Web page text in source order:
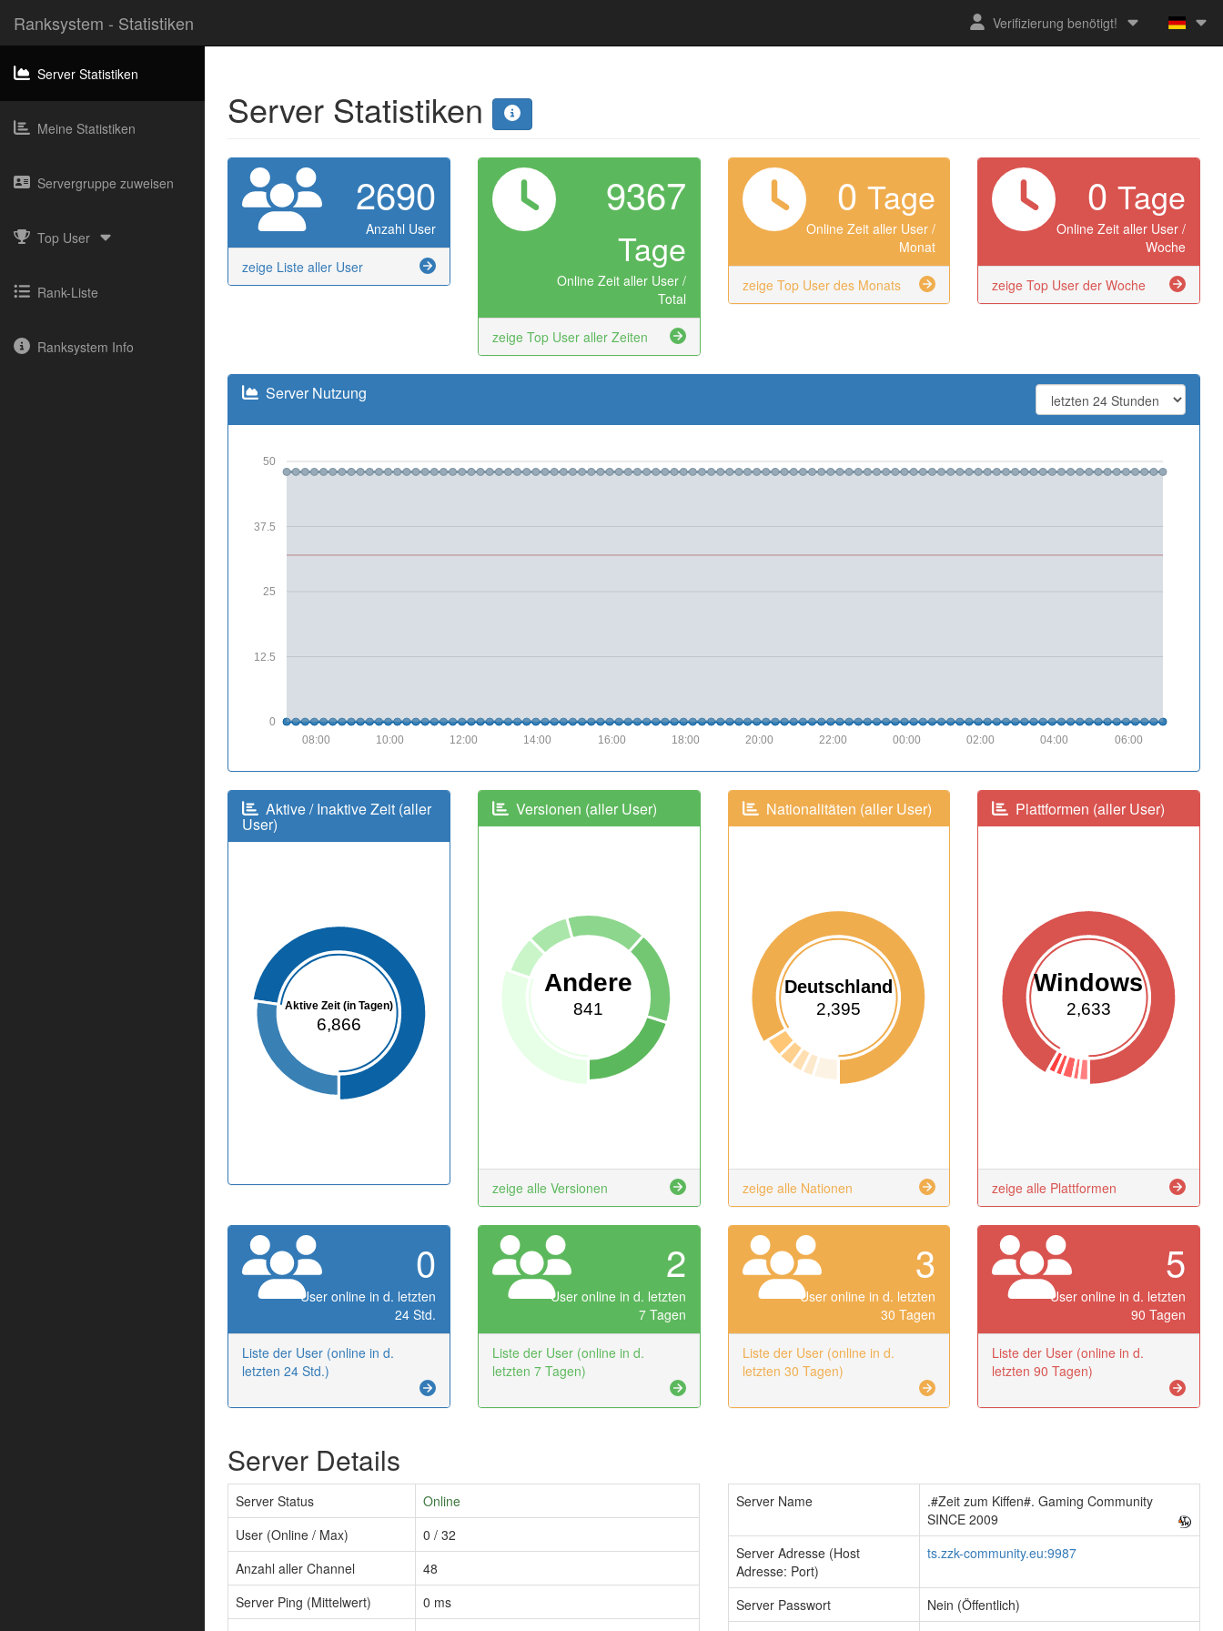
Ranksystem - Statistiken Verifizierung benötigt!
Server Statistiken
Meine Statistiken
Servergruppe zuweisen
Top User
Rank-Liste
Ranksystem Info
Server Statistiken
2690
Anzahl User
zeige Liste aller User
9367
Tage
Online Zeit aller User /
Total
zeige Top User aller Zeiten
0Tage
Online Zeit aller User /
Monat
zeige Top User des Monats
0 Tage
Online Zeit aller User /
Woche
zeige Top User der Woche
Server Nutzung
0
12.5
25
37.5
50
06:00
04:00
02:00
00:00
22:00
20:00
18:00
16:00
14:00
12:00
10:00
08:00
Aktive / Inaktive Zeit (aller
User)
Aktive Zeit (in Tagen)
6,866
Versionen (aller User)
Andere
841
zeige alle Versionen
Nationalitäten (aller User)
Deutschland
2,395
zeige alle Nationen
Plattformen (aller User)
Windows
2,633
zeige alle Plattformen
0
User online in d. letzten
24 Std.
Liste der User (online in d.
letzten 24 Std.)
2
User online in d. letzten
7 Tagen
Liste der User (online in d.
letzten 7 Tagen)
3
User online in d. letzten
30 Tagen
Liste der User (online in d.
letzten 30 Tagen)
5
User online in d. letzten
90 Tagen
Liste der User (online in d.
letzten 90 Tagen)
Server Details
Server Status
Online
User (Online / Max)
0 / 32
Anzahl aller Channel
48
Server Ping (Mittelwert)
0 ms
Server Name
.#Zeit zum Kiffen#. Gaming Community
SINCE 2009
Server Adresse (Host
Adresse: Port)
ts.zzk-community.eu:9987
Server Passwort
Nein (Öffentlich)